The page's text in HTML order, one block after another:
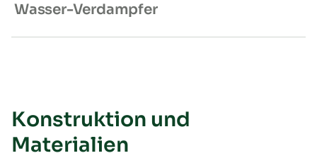
Wasser-Verdampfer
Konstruktion und
Materialien